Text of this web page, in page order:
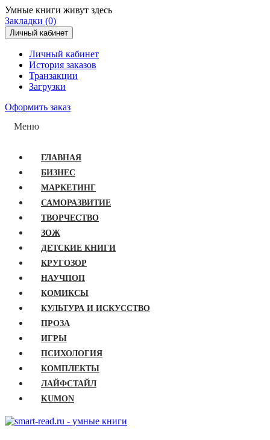
Умные книги живут здесь
Закладки (0)
Личный кабинет
Личный кабинет
История заказов
Транзакции
Загрузки
Оформить заказ
Меню
ГЛАВНАЯ
БИЗНЕС
МАРКЕТИНГ
САМОРАЗВИТИЕ
ТВОРЧЕСТВО
ЗОЖ
ДЕТСКИЕ КНИГИ
КРУГОЗОР
НАУЧПОП
КОМИКСЫ
КУЛЬТУРА И ИСКУССТВО
ПРОЗА
ИГРЫ
ПСИХОЛОГИЯ
КОМПЛЕКТЫ
ЛАЙФСТАЙЛ
KUMON